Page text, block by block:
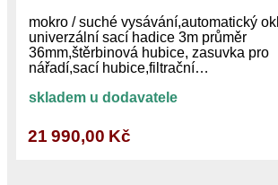
mokro / suché vysávání,automatický
univerzální sací hadice 3m průměr
36mm,štěrbinová hubice, zasuvka pro
nářadí,sací hubice,filtrační…
skladem u dodavatele
21 990,00 Kč